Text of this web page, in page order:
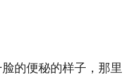
的便秘的样子，那里